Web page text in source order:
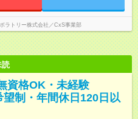
ラトリー株式会社／CxS事業部
読
資格OK・未経験
制・年間休日120日以